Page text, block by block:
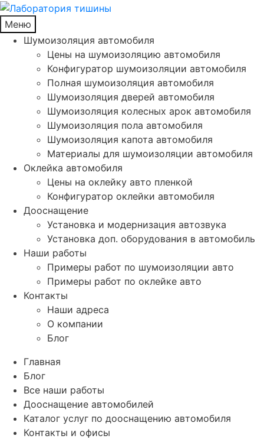
Меню
Шумоизоляция автомобиля
Цены на шумоизоляцию автомобиля
Конфигуратор шумоизоляции автомобиля
Полная шумоизоляция автомобиля
Шумоизоляция дверей автомобиля
Шумоизоляция колесных арок автомобиля
Шумоизоляция пола автомобиля
Шумоизоляция капота автомобиля
Материалы для шумоизоляции автомобиля
Оклейка автомобиля
Цены на оклейку авто пленкой
Конфигуратор оклейки автомобиля
Дооснащение
Установка и модернизация автозвука
Установка доп. оборудования в автомобиль
Наши работы
Примеры работ по шумоизоляции авто
Примеры работ по оклейке авто
Контакты
Наши адреса
О компании
Блог
Главная
Блог
Все наши работы
Дооснащение автомобилей
Каталог услуг по дооснащению автомобиля
Контакты и офисы